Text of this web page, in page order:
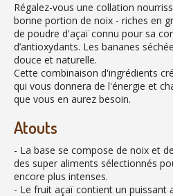
Régalez-vous une collation
bonne portion de noix - riches en
de poudre d'açaï connu pour sa
d’antioxydants. Les bananes
douce et naturelle.
Cette combinaison d'ingrédients
qui vous donnera de l'énergie et
que vous en aurez besoin.
Atouts
- La base se compose de noix et
des super aliments sélectionnés
encore plus intenses.
- Le fruit açaï contient un puissant